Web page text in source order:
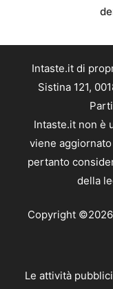
Intaste.it di
Sistina 121,
Intaste.it non è
viene
pertanto
della
Copyright
Le attività